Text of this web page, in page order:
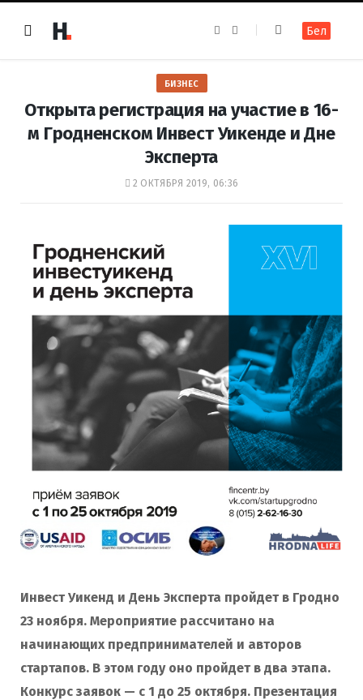
e
k
t
a
m
Бел
БИЗНЕС
Открыта регистрация на участие в 16-
м Гродненском Инвест Уикенде и Дне
Эксперта
2 ОКТЯБРЯ 2019, 06:36
Инвест Уикенд и День Эксперта пройдет в Гродно
23 ноября. Мероприятие рассчитано на
начинающих предпринимателей и авторов
стартапов. В этом году оно пройдет в два этапа.
Конкурс заявок — с 1 до 25 октября. Презентация